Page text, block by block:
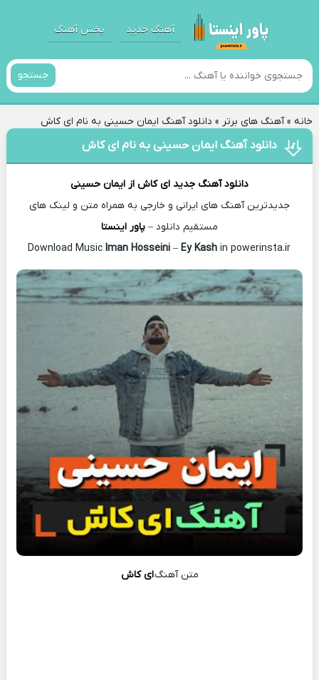
آهنگ جدید پخش آهنگ
جستجو
خانه»آهنگ های برتر » دانلود آهنگ ایمان حسینی به نام ای کاش
دانلود آهنگ ایمان حسینی به نام ای کاش
دانلود آهنگ جدید ای کاش از ایمان حسینی
جدیدترین آهنگ های ایرانی و خارجی به همراه متن و لینک های
مستقیم دانلود – پاور اینستا
Iman Hosseini – Ey Kash in powerinsta.ir
متن آهنگای کاش